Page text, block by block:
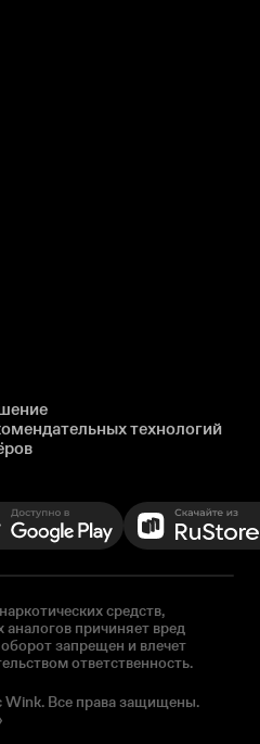
технологий
средств,
причиняет вред
запрещен и влечет
ответственность.
Все права защищены.